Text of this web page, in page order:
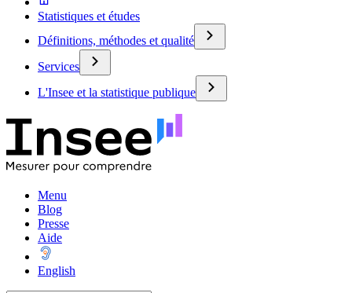
Statistiques et études
Définitions, méthodes et qualité
Services
L'Insee et la statistique publique
Menu
Blog
Presse
Aide
English